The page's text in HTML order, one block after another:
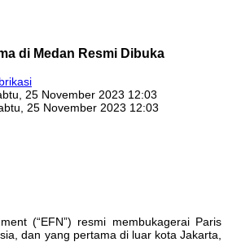
di Medan Resmi Dibuka
25 November 2023 12:03
25 November 2023 12:03
(“EFN”) resmi membukagerai Paris
dan yang pertama di luar kota Jakarta,